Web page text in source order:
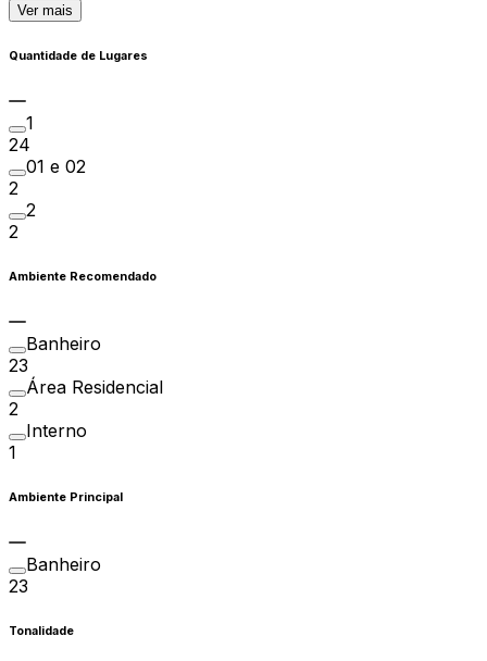
Ver mais
Quantidade de Lugares
1
24
01 e 02
2
2
2
Ambiente Recomendado
Banheiro
23
Área Residencial
2
Interno
1
Ambiente Principal
Banheiro
23
Tonalidade